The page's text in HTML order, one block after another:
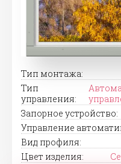
Тип монтажа:
Тип
управления:
Запорное устройство:
Управление
Вид профиля:
Цвет изделия: